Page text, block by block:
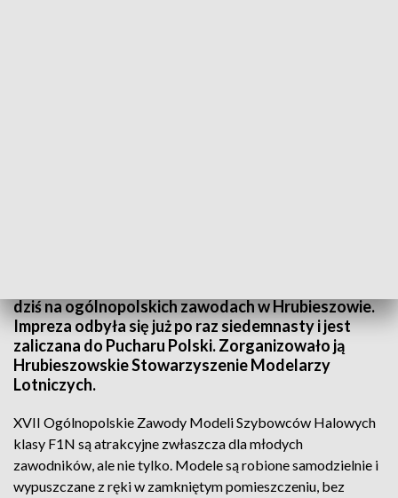
dziś na ogólnopolskich zawodach w Hrubieszowie.
Impreza odbyła się już po raz siedemnasty i jest
zaliczana do Pucharu Polski. Zorganizowało ją
Hrubieszowskie Stowarzyszenie Modelarzy
Lotniczych.
XVII Ogólnopolskie Zawody Modeli Szybowców Halowych
klasy F1N są atrakcyjne zwłaszcza dla młodych
zawodników, ale nie tylko. Modele są robione samodzielnie i
wypuszczane z ręki w zamkniętym pomieszczeniu, bez